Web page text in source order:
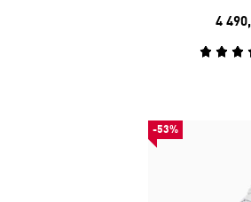
4
-53%